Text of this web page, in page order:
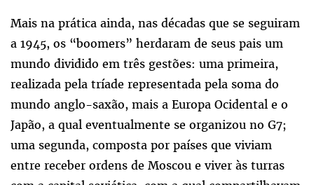
Mais na prática ainda, nas décadas que se seguiram
a 1945, os “boomers” herdaram de seus pais um
mundo dividido em três gestões: uma primeira,
realizada pela tríade representada pela soma do
mundo anglo-saxão, mais a Europa Ocidental e o
Japão, a qual eventualmente se organizou no G7;
uma segunda, composta por países que viviam
entre receber ordens de Moscou e viver às turras